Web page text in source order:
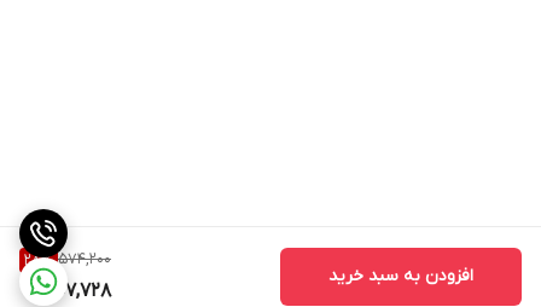
574,200
28%
407,728
افزودن به سبد خرید